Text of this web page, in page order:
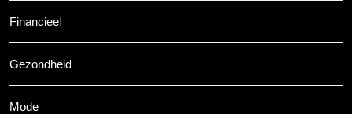
Financieel
Gezondheid
Mode